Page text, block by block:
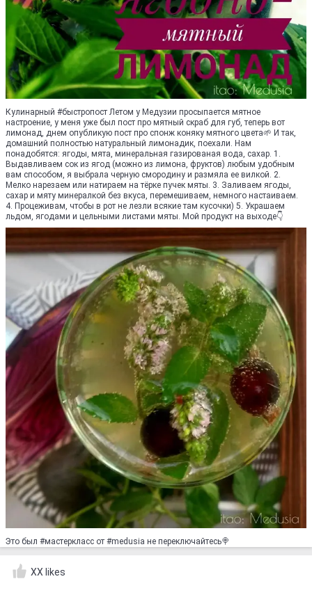
Кулинарный #быстропост Летом у Медузии просыпается мятное
настроение, у меня уже был пост про мятный скраб для губ, теперь вот
лимонад, днем опубликую пост про спонж коняку мятного цвета🌱 И так,
домашний полностью натуральный лимонадик, поехали. Нам
понадобятся: ягоды, мята, минеральная газированая вода, сахар. 1.
Выдавливаем сок из ягод (можно из лимона, фруктов) любым удобным
вам способом, я выбрала черную смородину и размяла ее вилкой. 2.
Мелко нарезаем или натираем на тёрке пучек мяты. 3. Заливаем ягоды,
сахар и мяту минералкой без вкуса, перемешиваем, немного настаиваем.
4. Процеживам, чтобы в рот не лезли всякие там кусочки) 5. Украшаем
льдом, ягодами и цельными листами мяты. Мой продукт на выходе👇
Это был #мастеркласс от #medusia не переключайтесь🍭
XX likes